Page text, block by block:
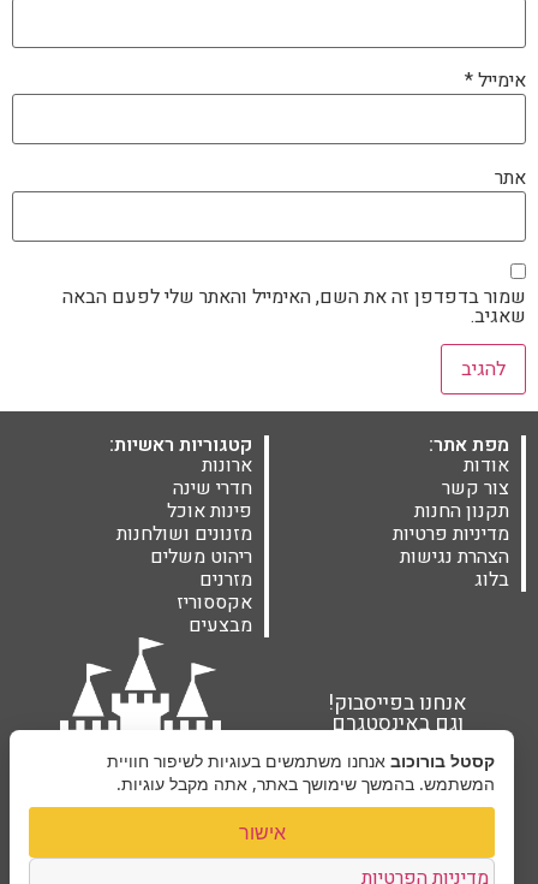
אימייל*
אתר
שמור בדפדפן זה את השם, האימייל והאתר שלי לפעם הבאה
שאגיב.
מפת אתר:
אודות
צור קשר
תקנון החנות
מדיניות פרטיות
הצהרת נגישות
בלוג
קטגוריות ראשיות:
ארונות
חדרי שינה
פינות אוכל
מזנונים ושולחנות
ריהוט משלים
מזרנים
אקססוריז
מבצעים
אנחנו בפייסבוק!
וגם באינסטגרם
קסטל בורוכוב אנחנו משתמשים בעוגיות לשיפור חוויית
המשתמש. בהמשך שימושך באתר, אתה מקבל עוגיות.
אישור
מדיניות הפרטיות